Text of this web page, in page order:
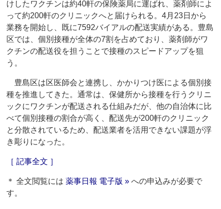
けしたワクチンは約40軒の保険薬局に運ばれ、薬剤師によ
って約200軒のクリニックへと届けられる。4月23日から
業務を開始し、既に7592バイアルの配送実績がある。豊島
区では、個別接種が全体の7割を占めており、薬剤師がワ
クチンの配送役を担うことで接種のスピードアップを狙
う。
豊島区は区医師会と連携し、かかりつけ医による個別接
種を推進してきた。通常は、保健所から接種を行うクリニ
ックにワクチンが配送される仕組みだが、他の自治体に比
べて個別接種の割合が高く、配送先が200軒のクリニック
と分散されているため、配送業者を活用できない課題が浮
き彫りになった。
［ 記事全文 ］
＊ 全文閲覧には薬事日報 電子版 » への申込みが必要で
す。